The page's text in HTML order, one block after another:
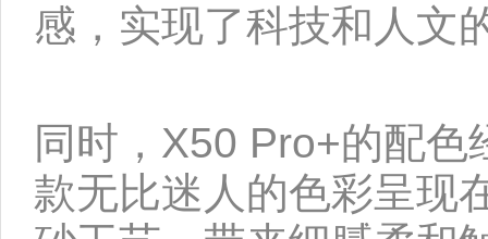
感，实现了科技和人文
同时，X50 Pro+的配色
款无比迷人的色彩呈现